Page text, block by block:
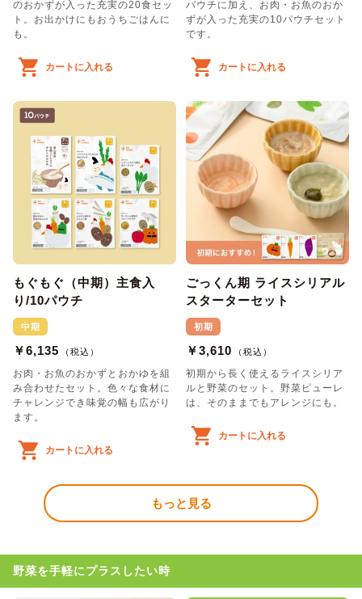
のおかずが入った充実の20食セッ
ト。お出かけにもおうちごはんに
も。
カートに入れる
パウチに加え、お肉・お魚のおか
ずが入った充実の10パウチセット
です。
カートに入れる
もぐもぐ（中期）主食入
り/10パウチ
中期
￥6,135 （税込）
お肉・お魚のおかずとおかゆを組
み合わせたセット。色々な食材に
チャレンジでき味覚の幅も広がり
ます。
カートに入れる
ごっくん期 ライスシリアル
スターターセット
初期
￥3,610 （税込）
初期から長く使えるライスシリア
ルと野菜のセット。野菜ピューレ
は、そのままでもアレンジにも。
カートに入れる
もっと見る
野菜を手軽にプラスしたい時